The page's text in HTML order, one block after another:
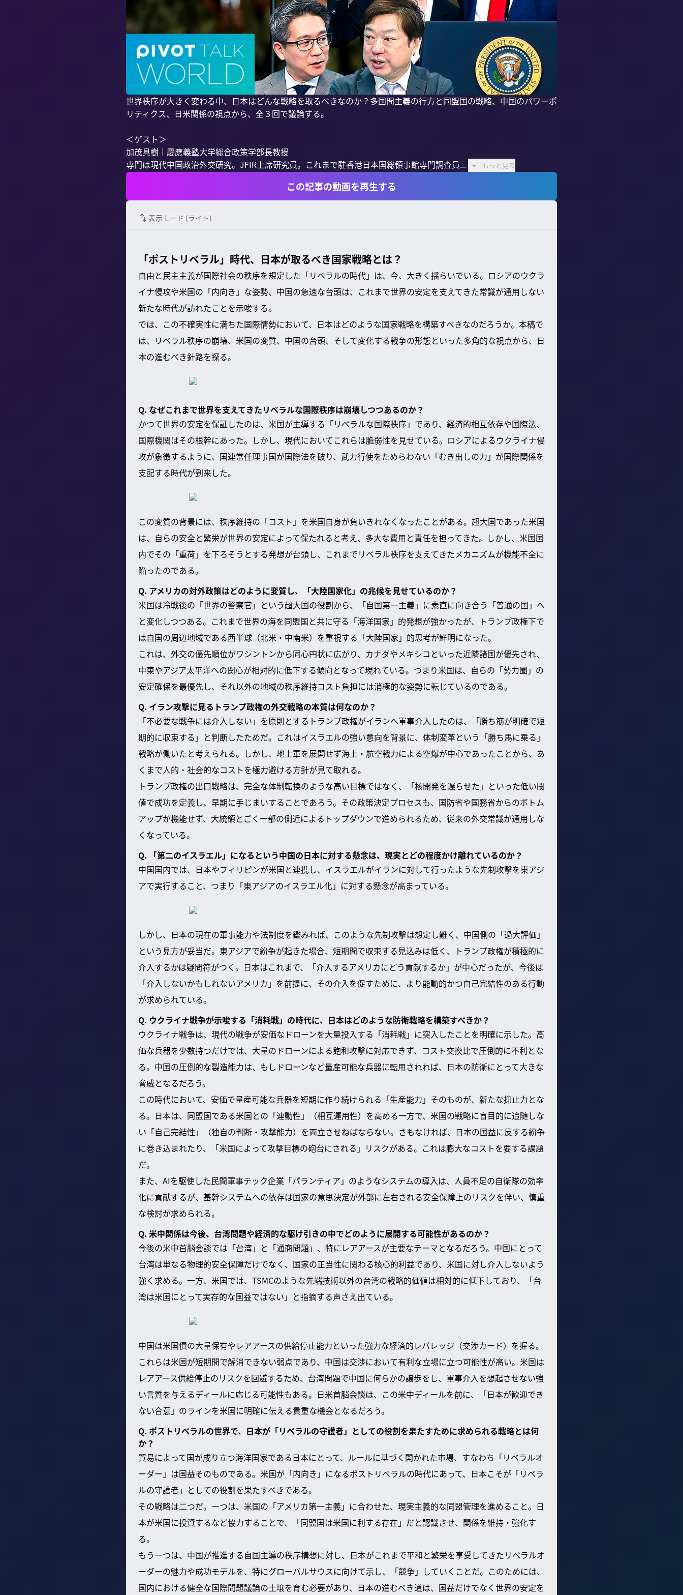
世界秩序が大きく変わる中、日本はどんな戦略を取るべきなのか？多国間主義の行方と同盟国の戦略、中国のパワーポ
リティクス、日米関係の視点から、全３回で議論する。
＜ゲスト＞
加茂具樹｜慶應義塾大学総合政策学部長教授
専門は現代中国政治外交研究。JFIR上席研究員。これまで駐香港日本国総領事館専門調査員...
もっと見る
この記事の動画を再生する
表示モード (ライト)
「ポストリベラル」時代、日本が取るべき国家戦略とは？
自由と民主主義が国際社会の秩序を規定した「リベラルの時代」は、今、大きく揺らいでいる。ロシアのウクラ
イナ侵攻や米国の「内向き」な姿勢、中国の急速な台頭は、これまで世界の安定を支えてきた常識が通用しない
新たな時代が訪れたことを示唆する。
では、この不確実性に満ちた国際情勢において、日本はどのような国家戦略を構築すべきなのだろうか。本稿で
は、リベラル秩序の崩壊、米国の変質、中国の台頭、そして変化する戦争の形態といった多角的な視点から、日
本の進むべき針路を探る。
Q. なぜこれまで世界を支えてきたリベラルな国際秩序は崩壊しつつあるのか？
かつて世界の安定を保証したのは、米国が主導する「リベラルな国際秩序」であり、経済的相互依存や国際法、
国際機関はその根幹にあった。しかし、現代においてこれらは脆弱性を見せている。ロシアによるウクライナ侵
攻が象徴するように、国連常任理事国が国際法を破り、武力行使をためらわない「むき出しの力」が国際関係を
支配する時代が到来した。
この変質の背景には、秩序維持の「コスト」を米国自身が負いきれなくなったことがある。超大国であった米国
は、自らの安全と繁栄が世界の安定によって保たれると考え、多大な費用と責任を担ってきた。しかし、米国国
内でその「重荷」を下ろそうとする発想が台頭し、これまでリベラル秩序を支えてきたメカニズムが機能不全に
陥ったのである。
Q. アメリカの対外政策はどのように変質し、「大陸国家化」の兆候を見せているのか？
米国は冷戦後の「世界の警察官」という超大国の役割から、「自国第一主義」に素直に向き合う「普通の国」へ
と変化しつつある。これまで世界の海を同盟国と共に守る「海洋国家」的発想が強かったが、トランプ政権下で
は自国の周辺地域である西半球（北米・中南米）を重視する「大陸国家」的思考が鮮明になった。
これは、外交の優先順位がワシントンから同心円状に広がり、カナダやメキシコといった近隣諸国が優先され、
中東やアジア太平洋への関心が相対的に低下する傾向となって現れている。つまり米国は、自らの「勢力圏」の
安定確保を最優先し、それ以外の地域の秩序維持コスト負担には消極的な姿勢に転じているのである。
Q. イラン攻撃に見るトランプ政権の外交戦略の本質は何なのか？
「不必要な戦争には介入しない」を原則とするトランプ政権がイランへ軍事介入したのは、「勝ち筋が明確で短
期的に収束する」と判断したためだ。これはイスラエルの強い意向を背景に、体制変革という「勝ち馬に乗る」
戦略が働いたと考えられる。しかし、地上軍を展開せず海上・航空戦力による空爆が中心であったことから、あ
くまで人的・社会的なコストを極力避ける方針が見て取れる。
トランプ政権の出口戦略は、完全な体制転換のような高い目標ではなく、「核開発を遅らせた」といった低い閾
値で成功を定義し、早期に手じまいすることであろう。その政策決定プロセスも、国防省や国務省からのボトム
アップが機能せず、大統領とごく一部の側近によるトップダウンで進められるため、従来の外交常識が通用しな
くなっている。
Q. 「第二のイスラエル」になるという中国の日本に対する懸念は、現実とどの程度かけ離れているのか？
中国国内では、日本やフィリピンが米国と連携し、イスラエルがイランに対して行ったような先制攻撃を東アジ
アで実行すること、つまり「東アジアのイスラエル化」に対する懸念が高まっている。
しかし、日本の現在の軍事能力や法制度を鑑みれば、このような先制攻撃は想定し難く、中国側の「過大評価」
という見方が妥当だ。東アジアで紛争が起きた場合、短期間で収束する見込みは低く、トランプ政権が積極的に
介入するかは疑問符がつく。日本はこれまで、「介入するアメリカにどう貢献するか」が中心だったが、今後は
「介入しないかもしれないアメリカ」を前提に、その介入を促すために、より能動的かつ自己完結性のある行動
が求められている。
Q. ウクライナ戦争が示唆する「消耗戦」の時代に、日本はどのような防衛戦略を構築すべきか？
ウクライナ戦争は、現代の戦争が安価なドローンを大量投入する「消耗戦」に突入したことを明確に示した。高
価な兵器を少数持つだけでは、大量のドローンによる飽和攻撃に対応できず、コスト交換比で圧倒的に不利とな
る。中国の圧倒的な製造能力は、もしドローンなど量産可能な兵器に転用されれば、日本の防衛にとって大きな
脅威となるだろう。
この時代において、安価で量産可能な兵器を短期に作り続けられる「生産能力」そのものが、新たな抑止力とな
る。日本は、同盟国である米国との「連動性」（相互運用性）を高める一方で、米国の戦略に盲目的に追随しな
い「自己完結性」（独自の判断・攻撃能力）を両立させねばならない。さもなければ、日本の国益に反する紛争
に巻き込まれたり、「米国によって攻撃目標の砲台にされる」リスクがある。これは膨大なコストを要する課題
だ。
また、AIを駆使した民間軍事テック企業「パランティア」のようなシステムの導入は、人員不足の自衛隊の効率
化に貢献するが、基幹システムへの依存は国家の意思決定が外部に左右される安全保障上のリスクを伴い、慎重
な検討が求められる。
Q. 米中関係は今後、台湾問題や経済的な駆け引きの中でどのように展開する可能性があるのか？
今後の米中首脳会談では「台湾」と「通商問題」、特にレアアースが主要なテーマとなるだろう。中国にとって
台湾は単なる物理的安全保障だけでなく、国家の正当性に関わる核心的利益であり、米国に対し介入しないよう
強く求める。一方、米国では、TSMCのような先端技術以外の台湾の戦略的価値は相対的に低下しており、「台
湾は米国にとって実存的な国益ではない」と指摘する声さえ出ている。
中国は米国債の大量保有やレアアースの供給停止能力といった強力な経済的レバレッジ（交渉カード）を握る。
これらは米国が短期間で解消できない弱点であり、中国は交渉において有利な立場に立つ可能性が高い。米国は
レアアース供給停止のリスクを回避するため、台湾問題で中国に何らかの譲歩をし、軍事介入を想起させない強
い言質を与えるディールに応じる可能性もある。日米首脳会談は、この米中ディールを前に、「日本が歓迎でき
ない合意」のラインを米国に明確に伝える貴重な機会となるだろう。
Q. ポストリベラルの世界で、日本が「リベラルの守護者」としての役割を果たすために求められる戦略とは何
か？
貿易によって国が成り立つ海洋国家である日本にとって、ルールに基づく開かれた市場、すなわち「リベラルオ
ーダー」は国益そのものである。米国が「内向き」になるポストリベラルの時代にあって、日本こそが「リベラ
ルの守護者」としての役割を果たすべきである。
その戦略は二つだ。一つは、米国の「アメリカ第一主義」に合わせた、現実主義的な同盟管理を進めること。日
本が米国に投資するなど協力することで、「同盟国は米国に利する存在」だと認識させ、関係を維持・強化す
る。
もう一つは、中国が推進する自国主導の秩序構想に対し、日本がこれまで平和と繁栄を享受してきたリベラルオ
ーダーの魅力や成功モデルを、特にグローバルサウスに向けて示し、「競争」していくことだ。このためには、
国内における健全な国際問題議論の土壌を育む必要があり、日本の進むべき道は、国益だけでなく世界の安定を